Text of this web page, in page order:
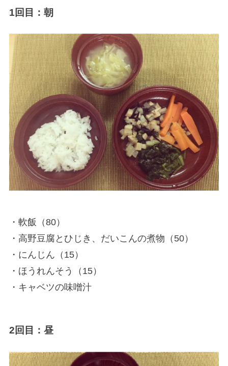
1回目：朝
・軟飯（80）
・高野豆腐とひじき、だいこんの煮物（50）
・にんじん（15）
・ほうれんそう（15）
・キャベツの味噌汁
2回目：昼